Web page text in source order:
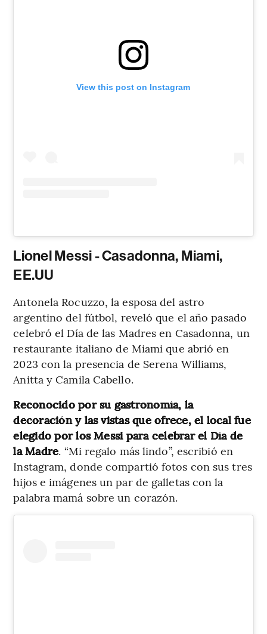
View this post on Instagram
Lionel Messi - Casadonna, Miami,
EE.UU
Antonela Rocuzzo, la esposa del astro
argentino del fútbol, reveló que el año pasado
celebró el Día de las Madres en Casadonna, un
restaurante italiano de Miami que abrió en
2023 con la presencia de Serena Williams,
Anitta y Camila Cabello.
Reconocido por su gastronomía, la
decoración y las vistas que ofrece, el local fue
elegido por los Messi para celebrar el Día de
la Madre. “Mi regalo más lindo”, escribió en
Instagram, donde compartió fotos con sus tres
hijos e imágenes un par de galletas con la
palabra mamá sobre un corazón.